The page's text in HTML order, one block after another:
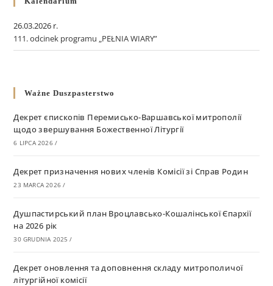
26.03.2026 r.
111. odcinek programu „PEŁNIA WIARY”
Ważne Duszpasterstwo
Декрет єпископів Перемисько-Варшавської митрополії
щодо звершування Божественної Літургії
6 LIPCA 2026 /
Декрет призначення нових членів Комісії зі Справ Родин
23 MARCA 2026 /
Душпастирський план Вроцлавсько-Кошалінської Єпархії
на 2026 рік
30 GRUDNIA 2025 /
Декрет оновлення та доповнення складу митрополичої
літургійної комісії